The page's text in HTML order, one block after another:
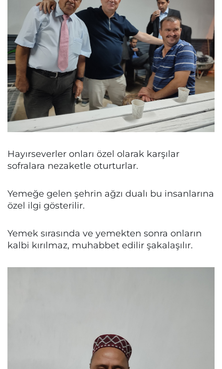
Hayırseverler onları özel olarak karşılar
sofralara nezaketle oturturlar.
Yemeğe gelen şehrin ağzı dualı bu insanlarına
özel ilgi gösterilir.
Yemek sırasında ve yemekten sonra onların
kalbi kırılmaz, muhabbet edilir şakalaşılır.